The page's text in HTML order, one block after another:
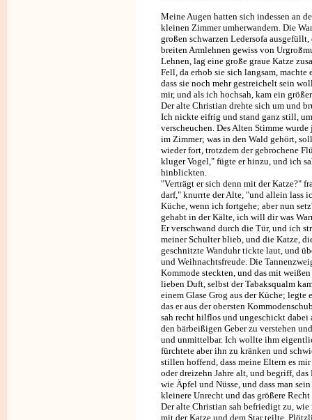
Meine Augen hatten sich indessen an
kleinen Zimmer umherwandern. Die
großen schwarzen Ledersofa
breiten Armlehnen gewiss von
Lehnen, lag eine große graue Katze
Fell, da erhob sie sich langsam,
dass sie noch mehr gestreichelt sein
mir, und als ich hochsah, kam ein
Der alte Christian drehte sich um und
Ich nickte eifrig und stand ganz still,
verscheuchen. Des Alten Stimme
im Zimmer; was in den Wald gehört,
wieder fort, trotzdem der gebrochene
kluger Vogel," fügte er hinzu, und ich
hinblickten.
"Verträgt er sich denn mit der Katze?"
darf," knurrte der Alte, "und allein lass
Küche, wenn ich fortgehe; aber nun
gehabt in der Kälte, ich will dir was
Er verschwand durch die Tür, und ich
meiner Schulter blieb, und die Katze,
geschnitzte Wanduhr tickte laut, und
und Weihnachtsfreude. Die
Kommode steckten, und das mit
lieben Duft, selbst der Tabaksqualm
einem Glase Grog aus der Küche;
das er aus der obersten
sah recht hilflos und ungeschickt dabei
den bärbeißigen Geber zu verstehen
und unmittelbar. Ich wollte ihm
fürchtete aber ihn zu kränken und
stillen hoffend, dass meine Eltern es
oder dreizehn Jahre alt, und begriff,
wie Äpfel und Nüsse, und dass man
kleinere Unrecht und das größere
Der alte Christian sah befriedigt zu,
mit der Katze und dem Star teilte.